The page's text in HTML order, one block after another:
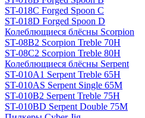
ST-018C Forged Spoon C
ST-018D Forged Spoon D
Колеблющиеся блёсны Scorpion
ST-08B2 Scorpion Treble 70H
ST-08C2 Scorpion Treble 80H
Колеблющиеся блёсны Serpent
ST-010A1 Serpent Treble 65H
ST-010AS Serpent Single 65M
ST-010B2 Serpent Treble 75H
ST-010BD Serpent Double 75M